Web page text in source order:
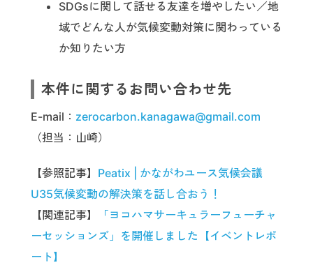
SDGsに関して話せる友達を増やしたい／地
域でどんな人が気候変動対策に関わっている
か知りたい方
本件に関するお問い合わせ先
E-mail： zerocarbon.kanagawa@gmail.com
（担当：山崎）
【参照記事】 Peatix | かながわユース気候会議
U35気候変動の解決策を話し合おう！
【関連記事】
「ヨコハマサーキュラーフューチャ
ーセッションズ」を開催しました【イベントレポ
ート】